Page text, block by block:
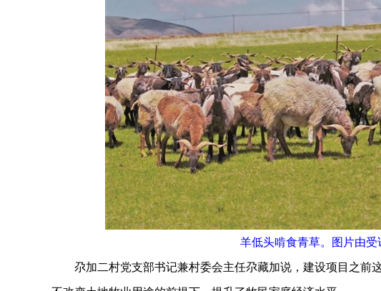
羊低头啃食青草。图片由受
尕加二村党支部书记兼村委会主任尕藏加说，建设项目之前